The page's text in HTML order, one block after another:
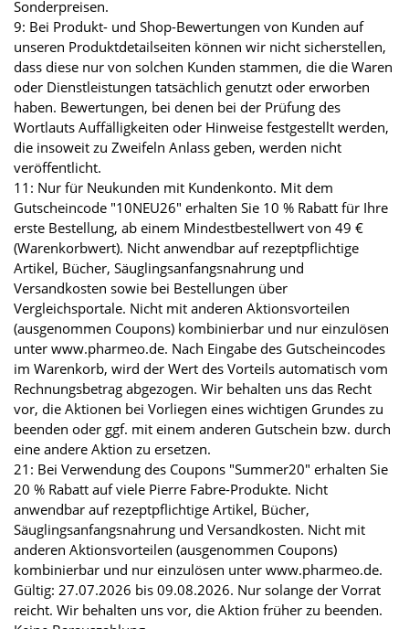
Sonderpreisen.
9: Bei Produkt- und Shop-Bewertungen von Kunden auf
unseren Produktdetailseiten können wir nicht sicherstellen,
dass diese nur von solchen Kunden stammen, die die Waren
oder Dienstleistungen tatsächlich genutzt oder erworben
haben. Bewertungen, bei denen bei der Prüfung des
Wortlauts Auffälligkeiten oder Hinweise festgestellt werden,
die insoweit zu Zweifeln Anlass geben, werden nicht
veröffentlicht.
11: Nur für Neukunden mit Kundenkonto. Mit dem
Gutscheincode "10NEU26" erhalten Sie 10 % Rabatt für Ihre
erste Bestellung, ab einem Mindestbestellwert von 49 €
(Warenkorbwert). Nicht anwendbar auf rezeptpflichtige
Artikel, Bücher, Säuglingsanfangsnahrung und
Versandkosten sowie bei Bestellungen über
Vergleichsportale. Nicht mit anderen Aktionsvorteilen
(ausgenommen Coupons) kombinierbar und nur einzulösen
unter www.pharmeo.de. Nach Eingabe des Gutscheincodes
im Warenkorb, wird der Wert des Vorteils automatisch vom
Rechnungsbetrag abgezogen. Wir behalten uns das Recht
vor, die Aktionen bei Vorliegen eines wichtigen Grundes zu
beenden oder ggf. mit einem anderen Gutschein bzw. durch
eine andere Aktion zu ersetzen.
21: Bei Verwendung des Coupons "Summer20" erhalten Sie
20 % Rabatt auf viele Pierre Fabre-Produkte. Nicht
anwendbar auf rezeptpflichtige Artikel, Bücher,
Säuglingsanfangsnahrung und Versandkosten. Nicht mit
anderen Aktionsvorteilen (ausgenommen Coupons)
kombinierbar und nur einzulösen unter www.pharmeo.de.
Gültig: 27.07.2026 bis 09.08.2026. Nur solange der Vorrat
reicht. Wir behalten uns vor, die Aktion früher zu beenden.